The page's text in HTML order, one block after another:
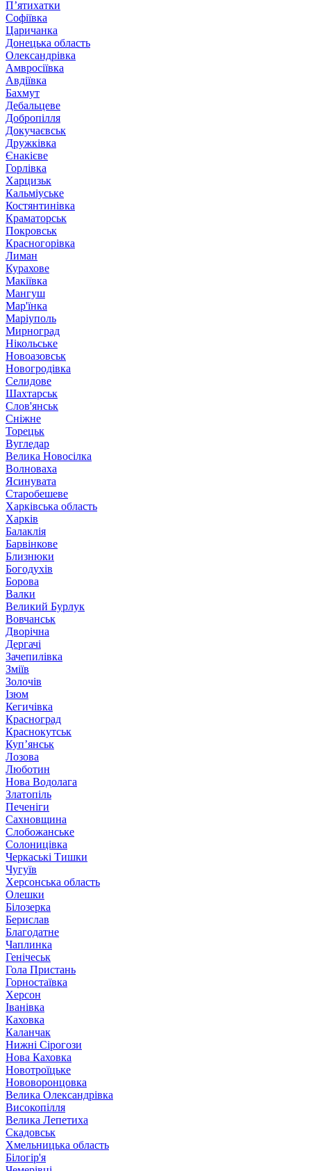
П’ятихатки
Софіївка
Царичанка
Донецька область
Олександрівка
Амвросіївка
Авдіївка
Бахмут
Дебальцеве
Добропілля
Докучаєвськ
Дружківка
Єнакієве
Горлівка
Харцизьк
Кальміуське
Костянтинівка
Краматорськ
Покровськ
Красногорівка
Лиман
Курахове
Макіївка
Мангуш
Мар'їнка
Маріуполь
Мирноград
Нікольське
Новоазовськ
Новогродівка
Селидове
Шахтарськ
Слов'янськ
Сніжне
Торецьк
Вугледар
Велика Новосілка
Волноваха
Ясинувата
Старобешеве
Харківська область
Харків
Балаклія
Барвінкове
Близнюки
Богодухів
Борова
Валки
Великий Бурлук
Вовчанськ
Дворічна
Дергачі
Зачепилівка
Зміїв
Золочів
Ізюм
Кегичівка
Красноград
Краснокутськ
Куп’янськ
Лозова
Люботин
Нова Водолага
Златопіль
Печеніги
Сахновщина
Слобожанське
Солоницівка
Черкаські Тишки
Чугуїв
Херсонська область
Олешки
Білозерка
Берислав
Благодатне
Чаплинка
Генічеськ
Гола Пристань
Горностаївка
Херсон
Іванівка
Каховка
Каланчак
Нижні Сірогози
Нова Каховка
Новотроїцьке
Нововоронцовка
Велика Олександрівка
Високопілля
Велика Лепетиха
Скадовськ
Хмельницька область
Білогір'я